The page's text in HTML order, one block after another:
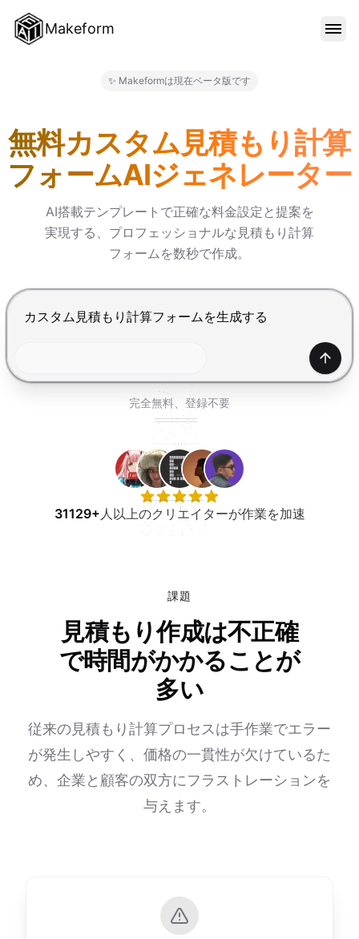
Makeform
ブログ
料金
サインイン
✨ Makeformは現在ベータ版です
無料カスタム見積もり計算
フォームAIジェネレーター
AI搭載テンプレートで正確な料金設定と提案を
実現する、プロフェッショナルな見積もり計算
フォームを数秒で作成。
Enterで送信、Shift+Enterで改行
生成
完全無料、登録不要
31129+人以上のクリエイターが作業を加速
課題
見積もり作成は不正確
で時間がかかることが
多い
従来の見積もり計算プロセスは手作業でエラー
が発生しやすく、価格の一貫性が欠けているた
め、企業と顧客の双方にフラストレーションを
与えます。